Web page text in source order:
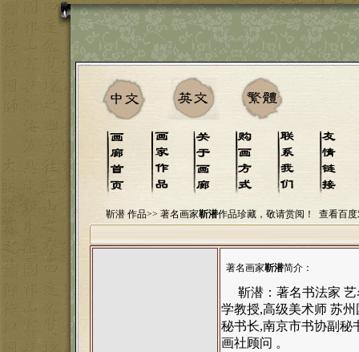
靳潜 作品>> 著名画家靳潜作品珍藏，敬请赏阅！ 查看百度
著名画家靳潜简介：
靳潜：著名书法家
学教授,高级美术师 苏
秘书长,南京市书协副秘
画社顾问 。